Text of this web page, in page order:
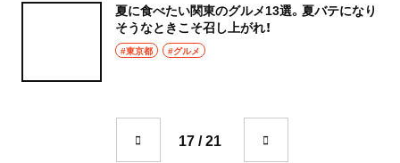
夏に食べたい関東のグルメ13選。夏バテになり
そうなときこそ召し上がれ！
#東京都 #グルメ
17 / 21